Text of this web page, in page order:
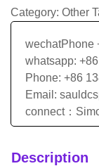
Category: Other
wechatPhone
whatsapp:
Phone: +86
Email:
connect：
Description